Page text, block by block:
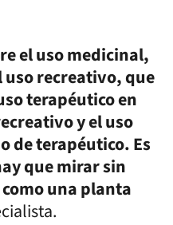
el uso medicinal,
uso recreativo, que
terapéutico en
y el uso
de terapéutico. Es
que mirar sin
una planta